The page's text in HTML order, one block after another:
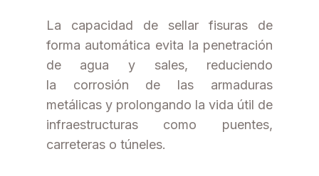
La capacidad de sellar fisuras de
forma automática evita la penetración
de agua y sales, reduciendo
la corrosión de las armaduras
metálicas y prolongando la vida útil de
infraestructuras como puentes,
carreteras o túneles.